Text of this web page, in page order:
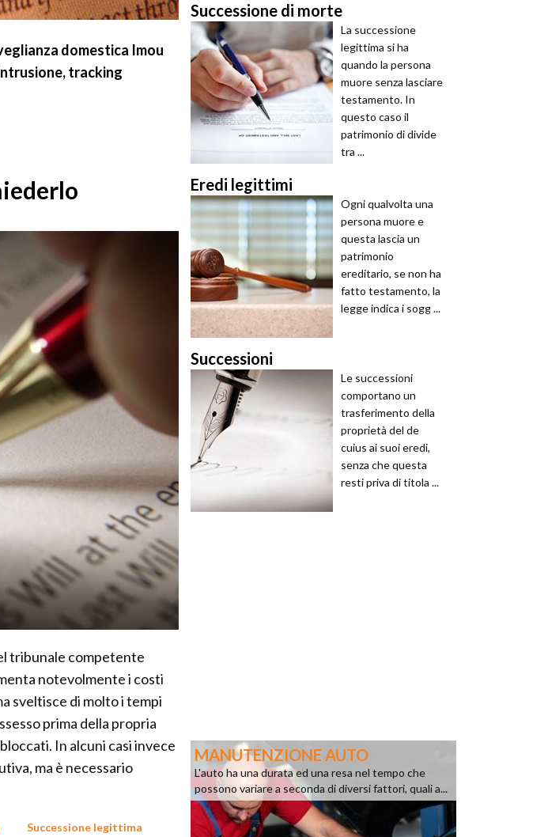
domestica Imou
tracking
tribunale competente
notevolmente i costi
sveltisce di molto i tempi
prima della propria
In alcuni casi invece
ma è necessario
Successione legittima
Successione di morte
La successione
legittima si ha
quando la persona
muore senza lasciare
testamento. In
questo caso il
patrimonio di divide
tra ...
Eredi legittimi
Ogni qualvolta una
persona muore e
questa lascia un
patrimonio
ereditario, se non ha
fatto testamento, la
legge indica i sogg ...
Successioni
Le successioni
comportano un
trasferimento della
proprietà del de
cuius ai suoi eredi,
senza che questa
resti priva di titola ...
MANUTENZIONE AUTO
L'auto ha una durata ed una resa nel tempo che
possono variare a seconda di diversi fattori, quali a...